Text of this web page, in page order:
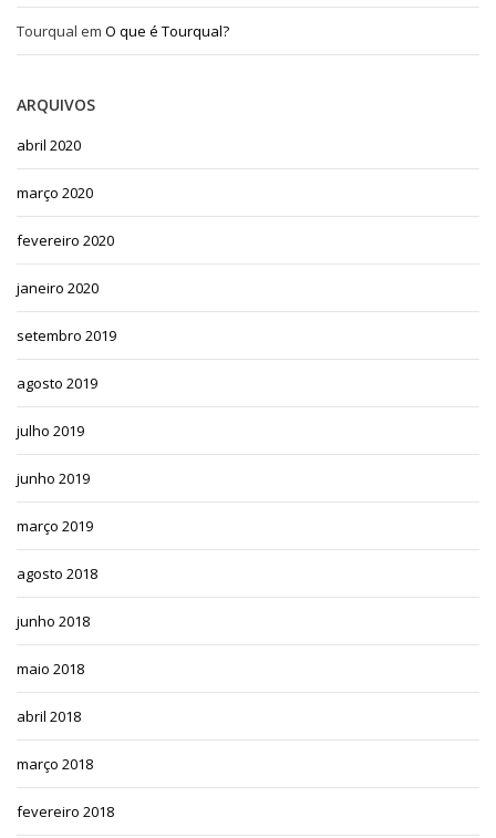
Tourqual em O que é Tourqual?
ARQUIVOS
abril 2020
março 2020
fevereiro 2020
janeiro 2020
setembro 2019
agosto 2019
julho 2019
junho 2019
março 2019
agosto 2018
junho 2018
maio 2018
abril 2018
março 2018
fevereiro 2018